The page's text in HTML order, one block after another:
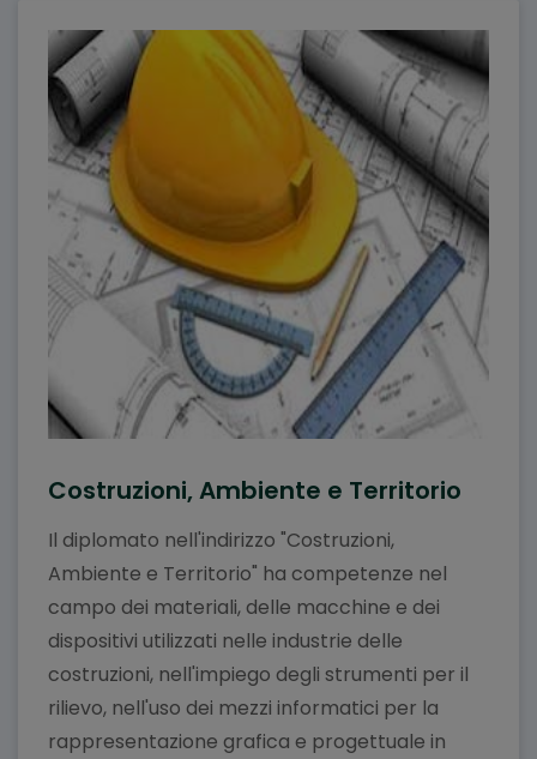
Costruzioni, Ambiente e Territorio
Il diplomato nell'indirizzo "Costruzioni,
Ambiente e Territorio" ha competenze nel
campo dei materiali, delle macchine e dei
dispositivi utilizzati nelle industrie delle
costruzioni, nell'impiego degli strumenti per il
rilievo, nell'uso dei mezzi informatici per la
rappresentazione grafica e progettuale in